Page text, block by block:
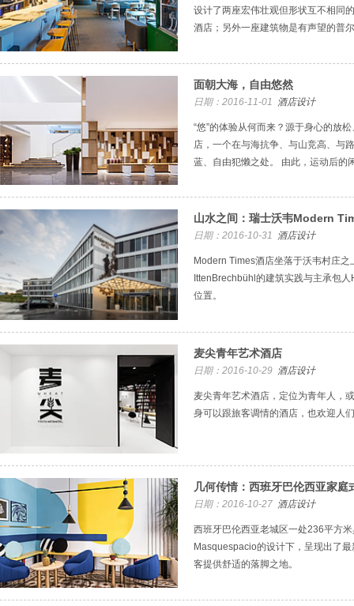
设计了两座宏伟壮观但形状互不相同
酒店；另外一座建筑物是有声望的普
面朝大海，自由悠然
日期：2016-11-01 酒店设计
“悠”的体验从何而来？源于身心的放
店，一个在与海抗争、与山竞高、与
蓝、自由犯懒之处。 由此，运动后的
山水之间：瑞士沃韦Modern
日期：2016-10-31 酒店设计
Modern Times酒店坐落于沃韦村庄
IttenBrechbühl的建筑实践与主承包
位置。
麦尖青年艺术酒店
日期：2016-10-29 酒店设计
麦尖青年艺术酒店，定位为青年人，
身可以跟旅客调情的酒店，也欢迎人
几何传情：西班牙巴伦西亚家庭
日期：2016-10-27 酒店设计
西班牙巴伦西亚老城区一处236平方
Masquespacio的设计下，呈现出了
客提供舒适的落脚之地。